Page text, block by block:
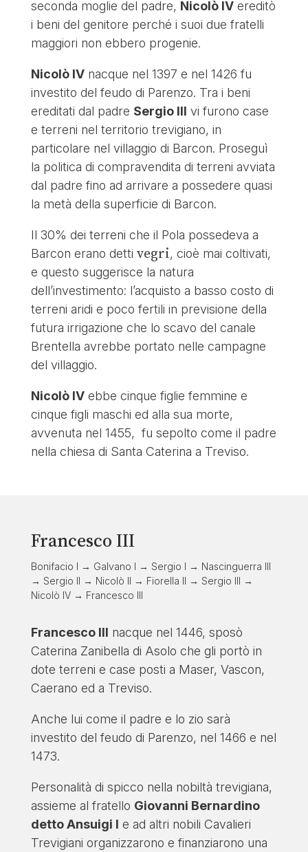
seconda moglie del padre, Nicolò IVereditò
i beni del genitore perché i suoi due fratelli
maggiori non ebbero progenie.
Nicolò IVnacque nel 1397 e nel 1426 fu
investito del feudo di Parenzo. Tra i beni
ereditati dal padre Sergio III vi furono case
e terreni nel territorio trevigiano, in
particolare nel villaggio di Barcon. Proseguì
la politica di compravendita di terreni avviata
dal padre fino ad arrivare a possedere quasi
la metà della superficie di Barcon.
Il 30% dei terreni che il Pola possedeva a
Barcon erano detti vegri, cioè mai coltivati,
e questo suggerisce la natura
dell’investimento: l’acquisto a basso costo di
terreni aridi e poco fertili in previsione della
futura irrigazione che lo scavo del canale
Brentella avrebbe portato nelle campagne
del villaggio.
Nicolò IVebbe cinque figlie femmine e
cinque figli maschi ed alla sua morte,
avvenuta nel 1455, fu sepolto come il padre
nella chiesa di Santa Caterina a Treviso.
Francesco III
Bonifacio I → Galvano I → Sergio I → Nascinguerra III
→ Sergio II → Nicolò II → Fiorella II → Sergio III →
Nicolò IV → Francesco III
Francesco III nacque nel 1446, sposò
Caterina Zanibella di Asolo che gli portò in
dote terreni e case posti a Maser, Vascon,
Caerano ed a Treviso.
Anche lui come il padre e lo zio sarà
investito del feudo di Parenzo, nel 1466 e nel
1473.
Personalità di spicco nella nobiltà trevigiana,
assieme al fratello Giovanni Bernardino
detto Ansuigi I e ad altri nobili Cavalieri
Trevigiani organizzarono e finanziarono una